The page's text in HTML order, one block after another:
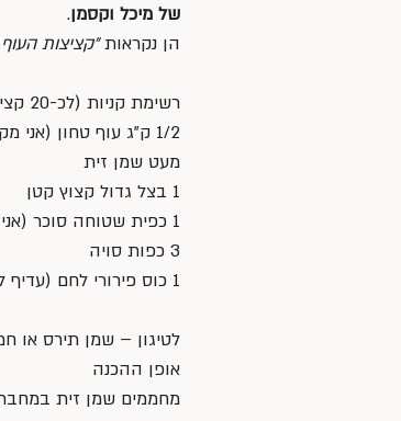
של מיכל וקסמן.
הן נקראות ״קציצות
רשימת קניות (לכ-20 קציצות בינוניות):
1/2 ק”ג עוף טחון (אני מקפידה שיהיה לי קבוע בפריזר קילו עוף טחון, מחולק לשניים)
מעט שמן זית
1 בצל גדול קצוץ קטן
1 כפית שטוחה סוכר (אני משתמשת כאן בסוכר חום)
3 כפות סויה
1 כוס פירורי לחם (עדיף להשתמש ב”פנקו” – פירורי לחם יפניים. זה משדרג פלאים!!!)
לטיגון – שמן תירס או
אופן ההכנה
מחממים שמן זית